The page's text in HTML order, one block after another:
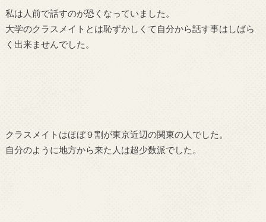
私は人前で話すのが恐くなっていました。
大学のクラスメイトとは恥ずかしくて自分から話す事はしばら
く出来ませんでした。
クラスメイトはほぼ９割が東京近辺の関東の人でした。
自分のように地方から来た人は超少数派でした。